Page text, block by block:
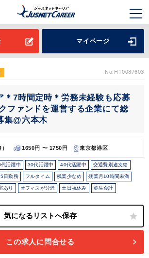
マイページ
No.HT0087603
＊7時間定時＊労務未経験も応募
ファンドを運営する企業にて総
集@六本木
1650円 〜 1750円 東京都港区
活躍中 30代活躍中 40代活躍中 交通費別途支給
日勤務 フルタイム 残業少なめ 残業月10時間未満
あり オフィスが分煙 土日祝休み 弥生会計
この求人に問合せる